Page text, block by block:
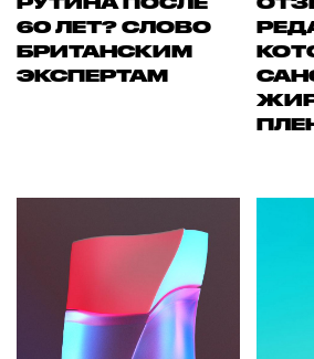
60 ЛЕТ? СЛОВО
БРИТАНСКИМ
ЭКСПЕРТАМ